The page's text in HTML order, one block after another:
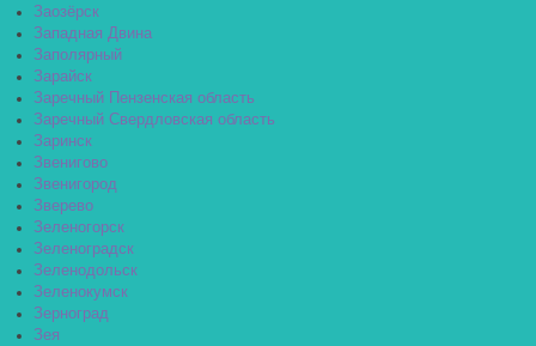
Заозёрск
Западная Двина
Заполярный
Зарайск
Заречный Пензенская область
Заречный Свердловская область
Заринск
Звенигово
Звенигород
Зверево
Зеленогорск
Зеленоградск
Зеленодольск
Зеленокумск
Зерноград
Зея